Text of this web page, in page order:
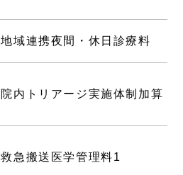
地域連携夜間・休日診療料
院内トリアージ実施体制加算
救急搬送医学管理料1